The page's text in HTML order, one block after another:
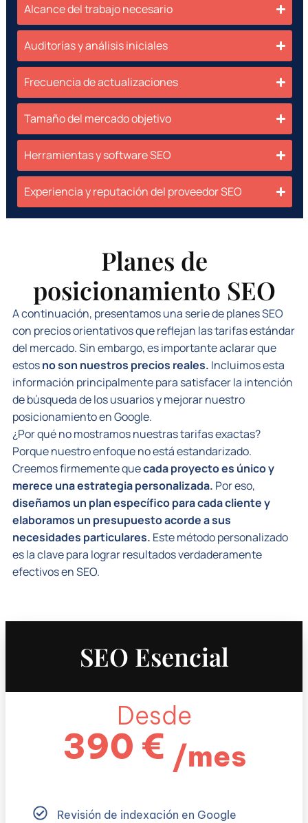
Alcance del trabajo necesario
Auditorías y análisis iniciales
Frecuencia de actualizaciones
Tamaño del mercado objetivo
Herramientas y software SEO
Experiencia y reputación del proveedor SEO
Planes de
posicionamiento SEO
A continuación, presentamos una serie de planes SEO
con precios orientativos que reflejan las tarifas estándar
del mercado. Sin embargo, es importante aclarar que
estosno son nuestros precios reales. Incluimos esta
información principalmente para satisfacer la intención
de búsqueda de los usuarios y mejorar nuestro
posicionamiento en Google.
¿Por qué no mostramos nuestras tarifas exactas?
Porque nuestro enfoque no está estandarizado.
Creemos firmemente quecada proyecto es único y
merece una estrategia personalizada. Por eso,
diseñamos un plan específico para cada cliente y
elaboramos un presupuesto acorde a sus
necesidades particulares. Este método personalizado
es la clave para lograr resultados verdaderamente
efectivos en SEO.
SEO Esencial
Desde
390 € /mes
Revisión de indexación en Google